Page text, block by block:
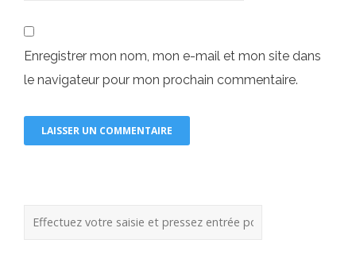
Enregistrer mon nom, mon e-mail et mon site dans
le navigateur pour mon prochain commentaire.